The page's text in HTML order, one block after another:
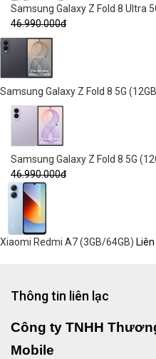
Samsung Galaxy Z Fold 8 Ultra
46.990.000đ
Samsung Galaxy Z Fold 8 5G
Samsung Galaxy Z Fold 8 5G
46.990.000đ
Xiaomi Redmi A7 (3GB/64GB)
Thông tin liên lạc
Công ty TNHH
Mobile